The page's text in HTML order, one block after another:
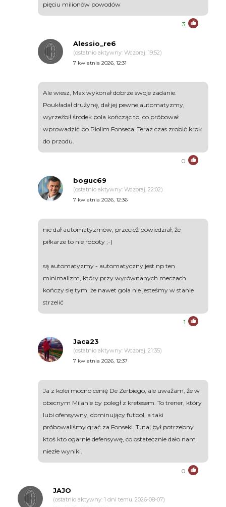
pięciu milionów powodów
3
Alessio_re6
(ostatnio aktywny: Wczoraj, 19:52)
7 kwietnia 2026, 12:31
Ale wiesz, Max wykonał dobrze swoje zadanie.
Poukładał drużynę, dał jej pewne automatyzmy,
wyrzeźbił środek pola kończąc to, co próbował
wprowadzić po Piolim Fonseca. Teraz czas zrobić krok
do przodu.
0
boguc69
(ostatnio aktywny: Wczoraj, 22:02)
7 kwietnia 2026, 12:36
nie dał automatyzmów, przecież powiedział, że
piłkarze to nie roboty ;-)
są automatyzmy - automatyczny jest np ten
minimalizm, który przy wyrównanych meczach
kończy się tym, że nawet gola nie jesteśmy w stanie
strzelić
1
Jaca23
(ostatnio aktywny: Wczoraj, 21:35)
7 kwietnia 2026, 12:37
Ja z kolei mocno cenię De Zerbiego, ale uważam, że w
obecnym Milanie by poległ z kretesem. To trener, który
lubi ofensywny, dominujący futbol, a taki
próbowaliśmy grać za Fonseki. Tutaj był potrzebny
ktoś kto ogarnie defensywę, co ostatecznie dało nam
niezłe wyniki.
0
JAJO
(ostatnio aktywny: 1 dni temu, 2026-08-07)